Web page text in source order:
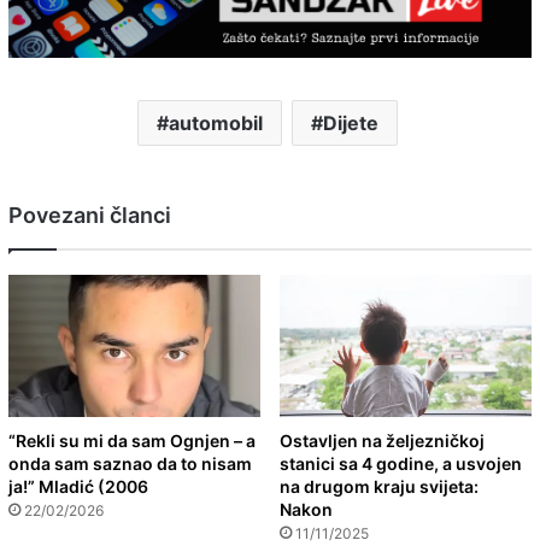
automobil Dijete
Povezani članci
“Rekli su mi da sam Ognjen – a
onda sam saznao da to nisam
ja!” Mladić (2006
22/02/2026
Ostavljen na željezničkoj
stanici sa 4 godine, a usvojen
na drugom kraju svijeta:
Nakon
11/11/2025